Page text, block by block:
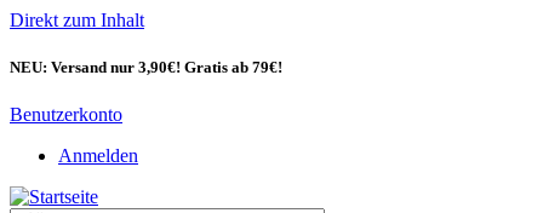
Direkt zum Inhalt
NEU: Versand nur 3,90€! Gratis ab 79€!
Benutzerkonto
Anmelden